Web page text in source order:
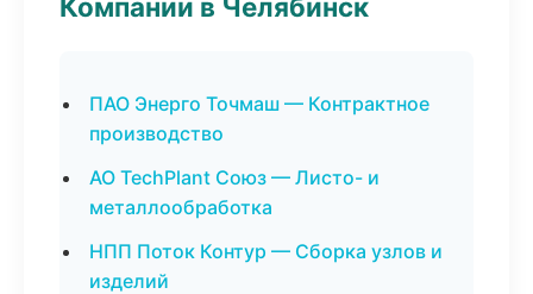
Компании в Челябинск
ПАО Энерго Точмаш — Контрактное
производство
АО TechPlant Союз — Листо- и
металлообработка
НПП Поток Контур — Сборка узлов и
изделий